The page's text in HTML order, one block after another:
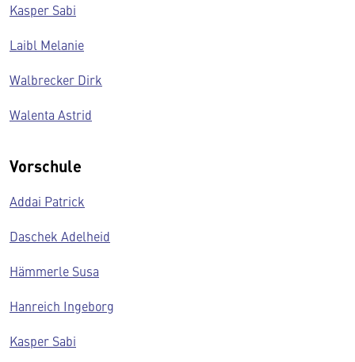
Kasper Sabi
Laibl Melanie
Walbrecker Dirk
Walenta Astrid
Vorschule
Addai Patrick
Daschek Adelheid
Hämmerle Susa
Hanreich Ingeborg
Kasper Sabi